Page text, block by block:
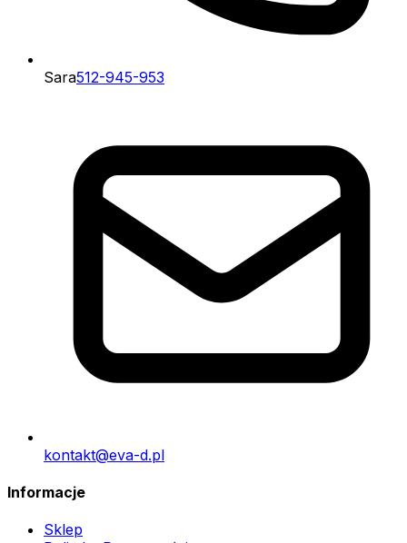
Sara512-945-953
kontakt@eva-d.pl
Informacje
Sklep